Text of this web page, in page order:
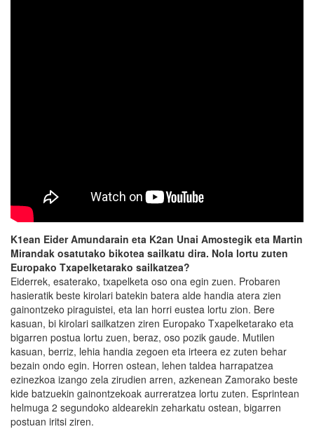
K1ean Eider Amundarain eta K2an Unai Amostegik eta Martin
Mirandak osatutako bikotea sailkatu dira. Nola lortu zuten
Europako Txapelketarako sailkatzea?
Eiderrek, esaterako, txapelketa oso ona egin zuen. Probaren
hasieratik beste kirolari batekin batera alde handia atera zien
gainontzeko piraguistei, eta lan horri eustea lortu zion. Bere
kasuan, bi kirolari sailkatzen ziren Europako Txapelketarako eta
bigarren postua lortu zuen, beraz, oso pozik gaude. Mutilen
kasuan, berriz, lehia handia zegoen eta irteera ez zuten behar
bezain ondo egin. Horren ostean, lehen taldea harrapatzea
ezinezkoa izango zela zirudien arren, azkenean Zamorako beste
kide batzuekin gainontzekoak aurreratzea lortu zuten. Esprintean
helmuga 2 segundoko aldearekin zeharkatu ostean, bigarren
postuan iritsi ziren.